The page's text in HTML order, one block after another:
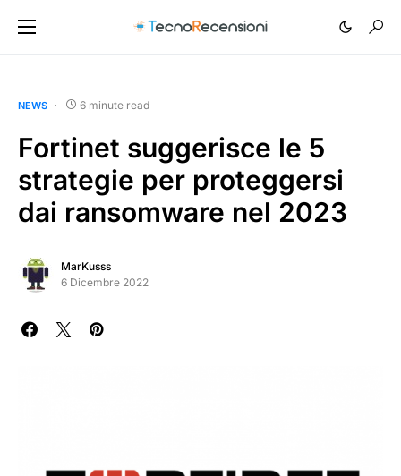
NEWS 6 minute read
Fortinet suggerisce le 5
strategie per proteggersi
dai ransomware nel 2023
MarKusss
6 Dicembre 2022